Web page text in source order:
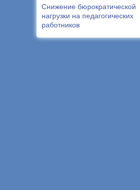
Снижение бюрократической
нагрузки на педагогических
работников